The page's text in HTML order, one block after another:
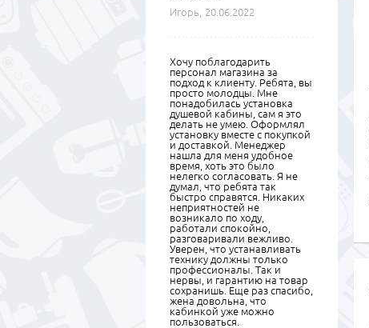
Игорь,
20.06.2022
Хочу поблагодарить
персонал магазина за
подход к клиенту. Ребята, вы
просто молодцы. Мне
понадобилась установка
душевой кабины, сам я это
делать не умею. Оформлял
установку вместе с покупкой
и доставкой. Менеджер
нашла для меня удобное
время, хоть это было
нелегко согласовать. Я не
думал, что ребята так
быстро справятся. Никаких
неприятностей не
возникало по ходу,
работали спокойно,
разговаривали вежливо.
Уверен, что устанавливать
технику должны только
профессионалы. Так и
нервы, и гарантию на товар
сохранишь. Еще раз спасибо,
жена довольна, что
кабинкой уже можно
пользоваться.